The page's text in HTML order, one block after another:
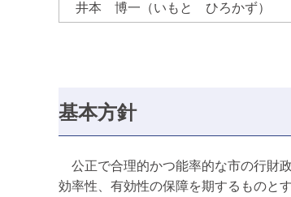
井本 博一（いもと ひろかず）
基本方針
公正で合理的かつ能率的な市の行財
効率性、有効性の保障を期するものとす